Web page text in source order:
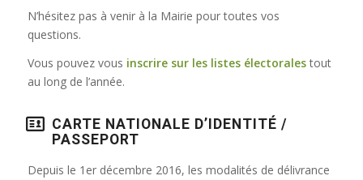
N’hésitez pas à venir à la Mairie pour toutes vos
questions.
Vous pouvez vous inscrire sur les listes électoralestout
au long de l’année.
CARTE NATIONALE D’IDENTITÉ /
PASSEPORT
Depuis le 1er décembre 2016, les modalités de délivrance